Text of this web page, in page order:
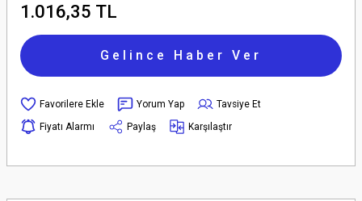
1.016,35 TL
Gelince Haber Ver
Yorum Yap
Tavsiye Et
Fiyatı Alarmı
Paylaş Karşılaştır